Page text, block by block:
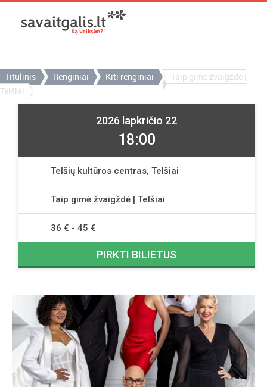
Titulinis Renginiai Kiti renginiai
Taip gimė žvaigždė |
Telšiai
2026 lapkričio 22
18:00
Telšių kultūros centras, Telšiai
Taip gimė žvaigždė | Telšiai
36 € - 45 €
PIRKTI BILIETUS